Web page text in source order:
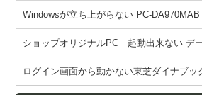
Windowsが立ち上がらない PC-DA970MAB
ショップオリジナルPC 起動出来ない デ
ログイン画面から動かない東芝ダイナブッ